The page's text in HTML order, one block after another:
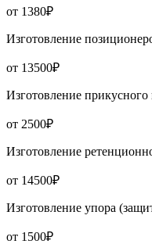
от 1380₽
Изготовление
от 13500₽
Изготовление
от 2500₽
Изготовление
от 14500₽
Изготовление упора
от 1500₽